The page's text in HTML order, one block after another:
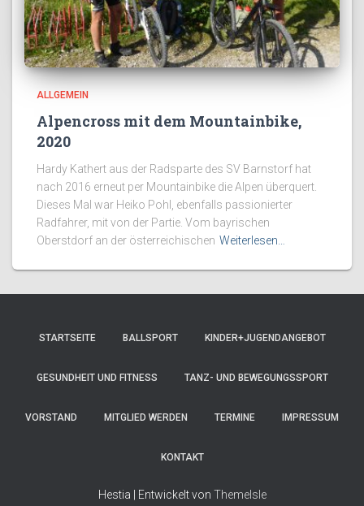
ALLGEMEIN
Alpencross mit dem Mountainbike,
2020
Hardy Kathert aus der Radsparte des SV Barnstorf hat
nach 2016 erneut per Mountainbike die Alpen überquert.
Dieses Mal war Heiko Pohl, ebenfalls passionierter
Radfahrer, mit von der Partie. Vom bayrischen
Oberstdorf an der österreichischen Weiterlesen…
STARTSEITE BALLSPORT KINDER+JUGENDANGEBOT
GESUNDHEIT UND FITNESS TANZ- UND BEWEGUNGSSPORT
VORSTAND MITGLIED WERDEN TERMINE IMPRESSUM
KONTAKT
Hestia | Entwickelt von ThemeIsle